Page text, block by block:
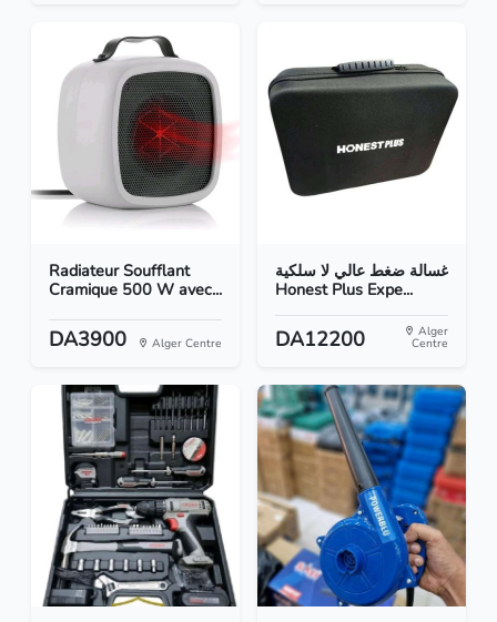
Radiateur Soufflant
Cramique 500 W avec...
DA3900 Alger Centre
غسالة ضغط عالي لا سلكية
Honest Plus Expe...
DA12200 Alger
Centre